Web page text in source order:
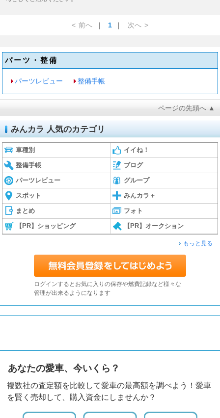
< 前へ ｜ 1 ｜ 次へ >
パーツ・整備
パーツレビュー 整備手帳
ページの先頭へ ▲
みんカラ 人気のカテゴリ
車種別 イイね！
整備手帳 ブログ
パーツレビュー グループ
スポット みんカラ＋
まとめ フォト
【PR】ショッピング 【PR】オークション
もっと見る
ログインするとお気に入りの保存や燃費記録など様々な
管理が出来るようになります
あなたの愛車、今いくら？
複数社の査定額を比較して愛車の最高額を調べよう！愛車
を賢く売却して、購入資金にしませんか？